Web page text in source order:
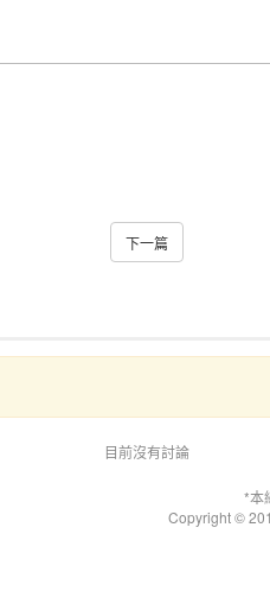
下一篇
目前沒有討論
*本
Copyright ©